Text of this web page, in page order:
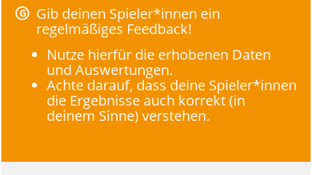
Gib deinen Spieler*innen ein
regelmäßiges Feedback!
Nutze hierfür die erhobenen Daten
und Auswertungen.
Achte darauf, dass deine Spieler*innen
die Ergebnisse auch korrekt (in
deinem Sinne) verstehen.